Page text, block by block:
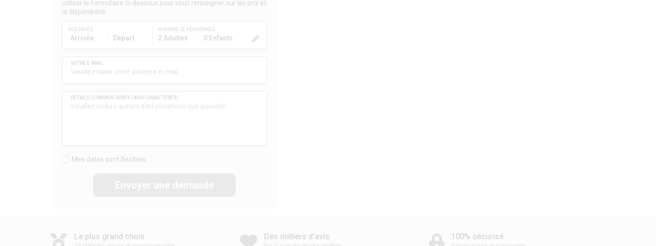
utiliser le formulaire ci-dessous pour vous renseigner sur les prix et
la disponibilité.
VOS DATES
Arrivée Départ
NOMBRE DE PERSONNES
2 Adultes 0 Enfants
Mes dates sont flexibles
Le plus grand choix Des milliers d’avis 100% sécurisé